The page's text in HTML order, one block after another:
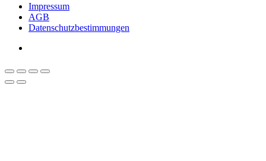
Impressum
AGB
Datenschutzbestimmungen